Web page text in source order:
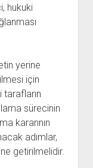
hukuki
yerine
için
tarafların
sürecinin
kararının
adımlar,
getirilmelidir.